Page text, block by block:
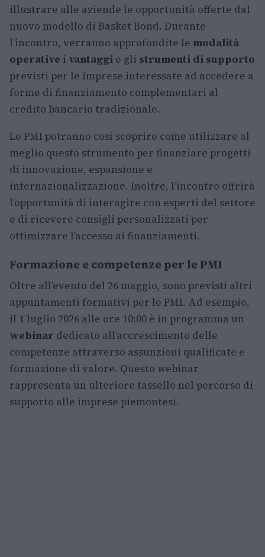
illustrare alle aziende le opportunità offerte dal
nuovo modello di Basket Bond. Durante
l’incontro, verranno approfondite le modalità
operative i vantaggi e gli strumenti di supporto
previsti per le imprese interessate ad accedere a
forme di finanziamento complementari al
credito bancario tradizionale.
Le PMI potranno così scoprire come utilizzare al
meglio questo strumento per finanziare progetti
di innovazione, espansione e
internazionalizzazione. Inoltre, l’incontro offrirà
l’opportunità di interagire con esperti del settore
e di ricevere consigli personalizzati per
ottimizzare l’accesso ai finanziamenti.
Formazione e competenze per le PMI
Oltre all’evento del 26 maggio, sono previsti altri
appuntamenti formativi per le PMI. Ad esempio,
il 1 luglio 2026 alle ore 10:00 è in programma un
webinar dedicato all’accrescimento delle
competenze attraverso assunzioni qualificate e
formazione di valore. Questo webinar
rappresenta un ulteriore tassello nel percorso di
supporto alle imprese piemontesi.